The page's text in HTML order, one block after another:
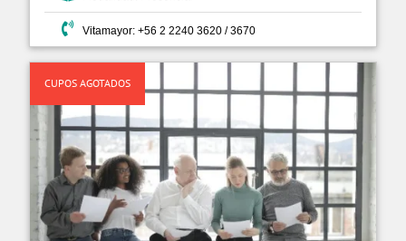
Vitamayor: +56 2 2240 3620 / 3670
CUPOS AGOTADOS